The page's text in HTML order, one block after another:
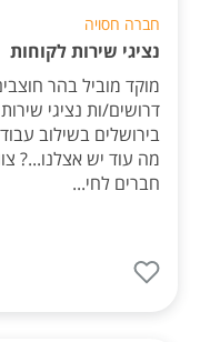
חברה חסויה
נציגי שירות לקוחות
דרושים/ות נציגי
בירושלים בשילוב
מה עוד יש אצלנו...?
חברים לחי...